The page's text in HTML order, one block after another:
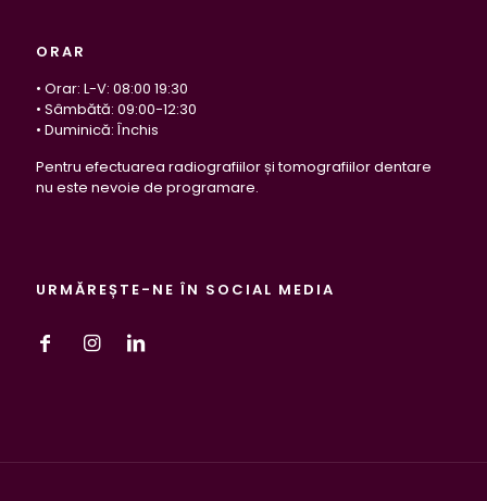
ORAR
• Orar: L-V: 08:00 19:30
• Sâmbătă: 09:00-12:30
• Duminică: Închis
Pentru efectuarea radiografiilor și tomografiilor dentare
nu este nevoie de programare.
URMĂREȘTE-NE ÎN SOCIAL MEDIA